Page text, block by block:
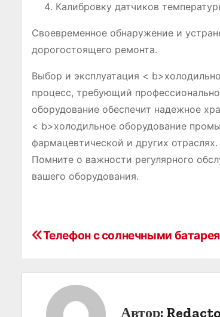
Калибровку датчиков
Своевременное обнаружение и
дорогостоящего ремонта.
Выбор и эксплуатация <
процесс, требующий
оборудование обеспечит надежное
< b>холодильное оборудование
фармацевтической и других
Помните о важности регулярного
вашего оборудования.
НТелефон с солнечными
Автор: